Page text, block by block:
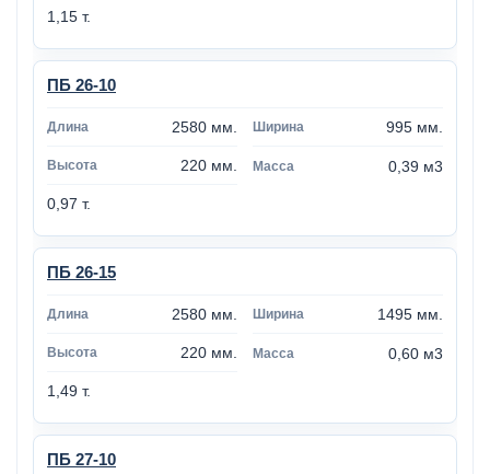
1,15 т.
ПБ 26-10
2580 мм. 995 мм.
220 мм. 0,39 м3
0,97 т.
ПБ 26-15
2580 мм. 1495 мм.
220 мм. 0,60 м3
1,49 т.
ПБ 27-10